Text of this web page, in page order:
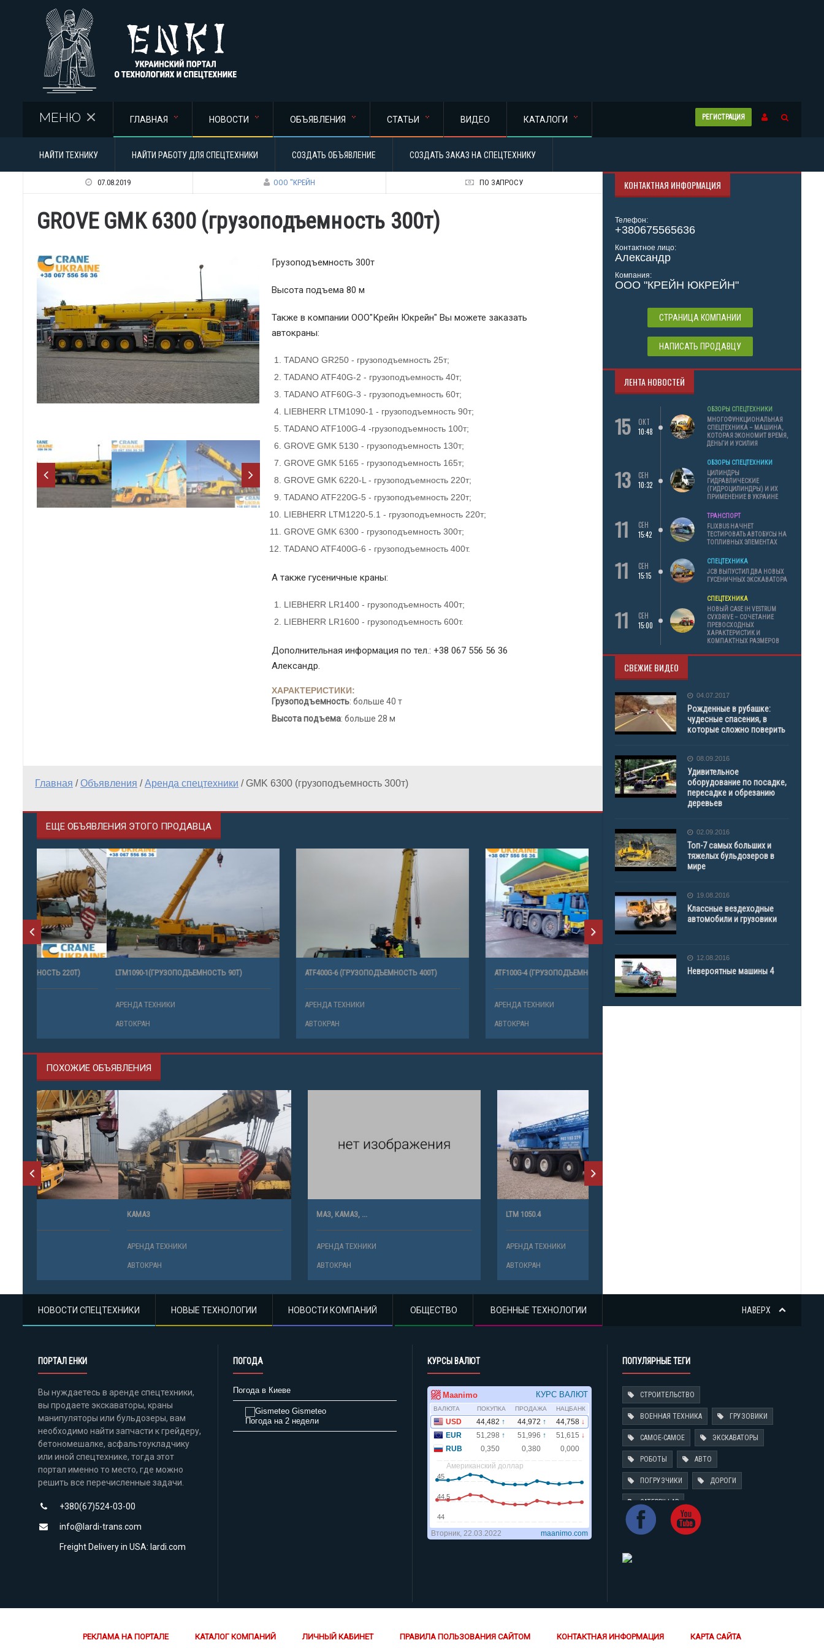
РЕГИСТРАЦИЯ
МЕНЮ ГЛАВНАЯ НОВОСТИ ОБЪЯВЛЕНИЯ СТАТЬИ ВИДЕО КАТАЛОГИ
НАЙТИ ТЕХНИКУ НАЙТИ РАБОТУ ДЛЯ СПЕЦТЕХНИКИ СОЗДАТЬ ОБЪЯВЛЕНИЕ СОЗДАТЬ ЗАКАЗ НА СПЕЦТЕХНИКУ
07.08.2019 ООО "КРЕЙН ПО ЗАПРОСУ
GROVE GMK 6300 (грузоподъемность 300т)
Грузоподъемность 300т
Высота подъема 80 м
Также в компании ООО"Крейн Юкрейн" Вы можете заказать
автокраны:
TADANO GR250 - грузоподъемность 25т;
TADANO ATF40G-2 - грузоподъемность 40т;
TADANO ATF60G-3 - грузоподъемность 60т;
LIEBHERR LTM1090-1 - грузоподъемность 90т;
TADANO ATF100G-4 -грузоподъемность 100т;
GROVE GMK 5130 - грузоподъемность 130т;
GROVE GMK 5165 - грузоподъемность 165т;
GROVE GMK 6220-L - грузоподъемность 220т;
TADANO ATF220G-5 - грузоподъемность 220т;
LIEBHERR LTM1220-5.1 - грузоподъемность 220т;
GROVE GMK 6300 - грузоподъемность 300т;
TADANO ATF400G-6 - грузоподъемность 400т.
А также гусеничные краны:
LIEBHERR LR1400 - грузоподъемность 400т;
LIEBHERR LR1600 - грузоподъемность 600т.
Дополнительная информация по тел.: +38 067 556 56 36
Александр.
ХАРАКТЕРИСТИКИ:
Грузоподъемность: больше 40 т
Высота подъема: больше 28 м
Главная /Объявления /Аренда спецтехники / GMK 6300 (грузоподъемность 300т)
ЕЩЕ ОБЪЯВЛЕНИЯ ЭТОГО ПРОДАВЦА
LTM1090-1(ГРУЗОПОДЪЕМНОСТЬ 90Т) ATF400G-6 (ГРУЗОПОДЪЕМНОСТЬ 400Т) ATF100G-4 (ГРУЗОПОДЪЕМНОСТЬ 100Т)
ПОХОЖИЕ ОБЪЯВЛЕНИЯ
КОНТАКТНАЯ ИНФОРМАЦИЯ
Телефон:
+380675565636
Контактное лицо:
Александр
Компания:
ООО "КРЕЙН ЮКРЕЙН"
СТРАНИЦА КОМПАНИИ
НАПИСАТЬ ПРОДАВЦУ
ЛЕНТА НОВОСТЕЙ
15
ОКТ
10:48
ОБЗОРЫ СПЕЦТЕХНИКИ
МНОГОФУНКЦИОНАЛЬНАЯ
СПЕЦТЕХНИКА – МАШИНА,
КОТОРАЯ ЭКОНОМИТ ВРЕМЯ,
ДЕНЬГИ И УСИЛИЯ
13
СЕН
10:32
ОБЗОРЫ СПЕЦТЕХНИКИ
ЦИЛИНДРЫ
ГИДРАВЛИЧЕСКИЕ
(ГИДРОЦИЛИНДРЫ) И ИХ
ПРИМЕНЕНИЕ В УКРАИНЕ
11
СЕН
15:42
ТРАНСПОРТ
FLIXBUS НАЧНЕТ
ТЕСТИРОВАТЬ АВТОБУСЫ НА
ТОПЛИВНЫХ ЭЛЕМЕНТАХ
11
СЕН
15:15
СПЕЦТЕХНИКА
JCB ВЫПУСТИЛ ДВА НОВЫХ
ГУСЕНИЧНЫХ ЭКСКАВАТОРА
11
СЕН
15:00
СПЕЦТЕХНИКА
НОВЫЙ CASE IH VESTRUM
CVXDRIVE – СОЧЕТАНИЕ
ПРЕВОСХОДНЫХ
ХАРАКТЕРИСТИК И
КОМПАКТНЫХ РАЗМЕРОВ
СВЕЖИЕ ВИДЕО
04.07.2017
Рожденные в рубашке:
чудесные спасения, в
которые сложно поверить
08.09.2016
Удивительное
оборудование по посадке,
пересадке и обрезанию
деревьев
02.09.2016
Топ-7 самых больших и
тяжелых бульдозеров в
мире
19.08.2016
Классные вездеходные
автомобили и грузовики
12.08.2016
Невероятные машины 4
НАВЕРХ
НОВОСТИ СПЕЦТЕХНИКИ НОВЫЕ ТЕХНОЛОГИИ НОВОСТИ КОМПАНИЙ ОБЩЕСТВО ВОЕННЫЕ ТЕХНОЛОГИИ
ПОРТАЛ ЕНКИ
Вы нуждаетесь в аренде спецтехники,
вы продаете экскаваторы, краны
манипуляторы или бульдозеры, вам
необходимо найти запчасти к грейдеру,
бетономешалке, асфальтоукладчику
или иной спецтехнике, тогда этот
портал именно то место, где можно
решить все перечисленные задачи.
+380(67)524-03-00
info@lardi-trans.com
Freight Delivery in USA: lardi.com
ПОГОДА
Погода в Киеве
Gismeteo
Погода на 2 недели
КУРСЫ ВАЛЮТ ПОПУЛЯРНЫЕ ТЕГИ
СТРОИТЕЛЬСТВО
ВОЕННАЯ ТЕХНИКА ГРУЗОВИКИ
САМОЕ-САМОЕ ЭКСКАВАТОРЫ
РОБОТЫ АВТО
ПОГРУЗЧИКИ ДОРОГИ
CATERPILLAR
РЕКЛАМА НА ПОРТАЛЕ КАТАЛОГ КОМПАНИЙ ЛИЧНЫЙ КАБИНЕТ ПРАВИЛА ПОЛЬЗОВАНИЯ САЙТОМ КОНТАКТНАЯ ИНФОРМАЦИЯ КАРТА САЙТА